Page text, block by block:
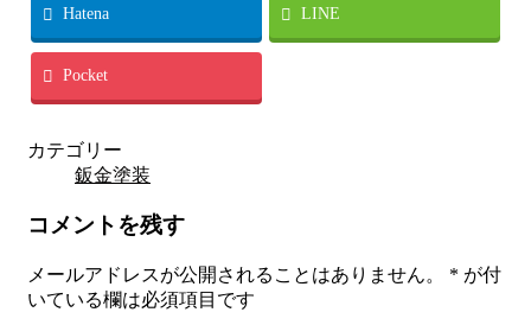
Hatena LINE
Pocket
カテゴリー
鈑金塗装
コメントを残す
メールアドレスが公開されることはありません。 * が付
いている欄は必須項目です